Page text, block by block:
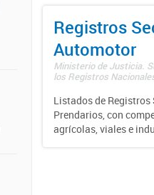
Registros
Automotor
Ministerio de Justicia.
los Registros
Listados de
Prendarios, con
agrícolas, viales e